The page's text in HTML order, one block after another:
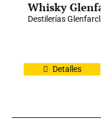
Whisky
Destilerías
Detalles